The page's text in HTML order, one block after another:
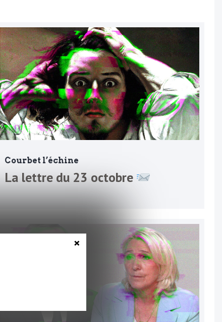
Courbet l’échine
La lettre du 23 octobre
×